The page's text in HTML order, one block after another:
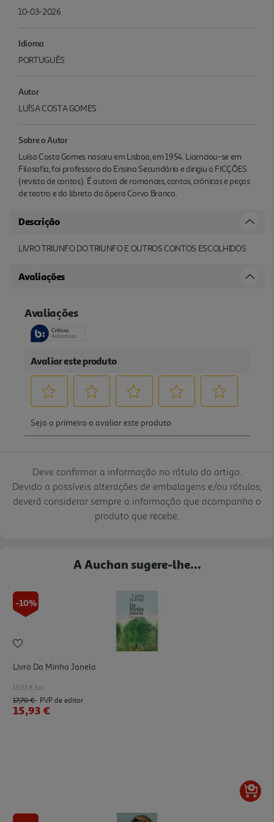
10-03-2026
Idioma
PORTUGUÊS
Autor
LUÍSA COSTA GOMES
Sobre o Autor
Luísa Costa Gomes nasceu em Lisboa, em 1954. Licenciou-se em
Filosofia, foi professora do Ensino Secundário e dirigiu a FICÇÕES
(revista de contos). É autora de romances, contos, crónicas e peças
de teatro e do libreto da ópera Corvo Branco.
Descrição
LIVRO TRIUNFO DO TRIUNFO E OUTROS CONTOS ESCOLHIDOS
Avaliações
Deve confirmar a informação no rótulo do artigo.
Devido a possíveis alterações de embalagens e/ou rótulos,
deverá considerar sempre a informação que acompanha o
produto que recebe.
A Auchan sugere-lhe...
-10%
Livro Da Minha Janela
15.93 €/un
17,70 € PVP de editor
15,93 €